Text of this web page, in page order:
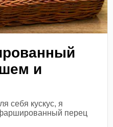
и
себя кускус, я
перец